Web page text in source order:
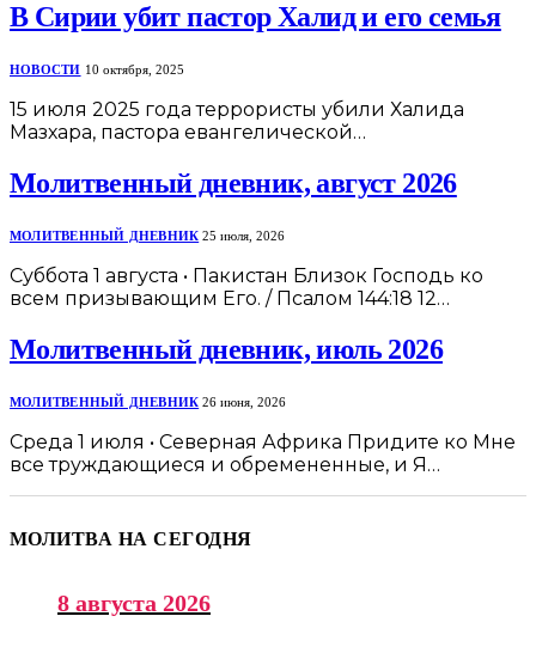
В Сирии убит пастор Халид и его семья
НОВОСТИ 10 октября, 2025
15 июля 2025 года террористы убили Халида
Мазхара, пастора евангелической…
Молитвенный дневник, август 2026
МОЛИТВЕННЫЙ ДНЕВНИК 25 июля, 2026
Суббота 1 августа • Пакистан Близок Господь ко
всем призывающим Его. / Псалом 144:18 12…
Молитвенный дневник, июль 2026
МОЛИТВЕННЫЙ ДНЕВНИК 26 июня, 2026
Среда 1 июля • Северная Африка Придите ко Мне
все труждающиеся и обремененные, и Я…
МОЛИТВА НА СЕГОДНЯ
8 августа 2026